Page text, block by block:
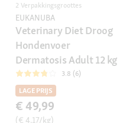
2 Verpakkingsgroottes
EUKANUBA
Veterinary Diet Droog
Hondenvoer
Dermatosis Adult 12 kg
3.8 (6)
LAGE PRIJS
€ 49,99
(€ 4,17/kg)